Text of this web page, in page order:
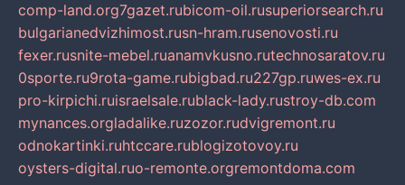
comp-land.org7gazet.rubicom-oil.rusuperiorsearch.ru
bulgarianedvizhimost.rusn-hram.rusenovosti.ru
fexer.rusnite-mebel.ruanamvkusno.rutechnosaratov.ru
0sporte.ru9rota-game.rubigbad.ru227gp.ruwes-ex.ru
pro-kirpichi.ruisraelsale.rublack-lady.rustroy-db.com
mynances.orgladalike.ruzozor.rudvigremont.ru
odnokartinki.ruhtccare.rublogizotovoy.ru
oysters-digital.ruo-remonte.orgremontdoma.com